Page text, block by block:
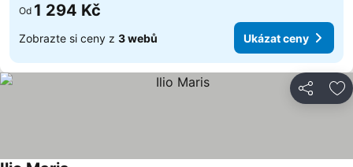
Od 1 294 Kč
Zobrazte si ceny z 3 webů Ukázat ceny
Sdílet